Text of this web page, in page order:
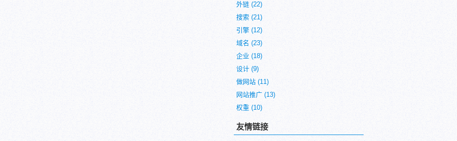
外链 (22)
搜索 (21)
引擎 (12)
域名 (23)
企业 (18)
设计 (9)
做网站 (11)
网站推广 (13)
权重 (10)
友情链接